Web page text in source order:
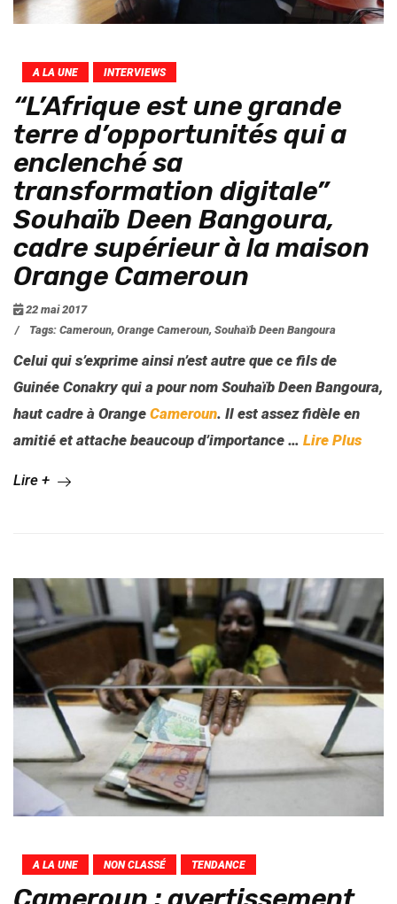
A LA UNE INTERVIEWS
“L’Afrique est une grande
terre d’opportunités qui a
enclenché sa
transformation digitale”
Souhaïb Deen Bangoura,
cadre supérieur à la maison
Orange Cameroun
22 mai 2017
/
Tags: Cameroun, Orange Cameroun, Souhaïb Deen Bangoura
Celui qui s’exprime ainsi n’est autre que ce fils de
Guinée Conakry qui a pour nom Souhaïb Deen Bangoura,
haut cadre à Orange Cameroun. Il est assez fidèle en
amitié et attache beaucoup d’importance … Lire Plus
Lire +
A LA UNE NON CLASSÉ TENDANCE